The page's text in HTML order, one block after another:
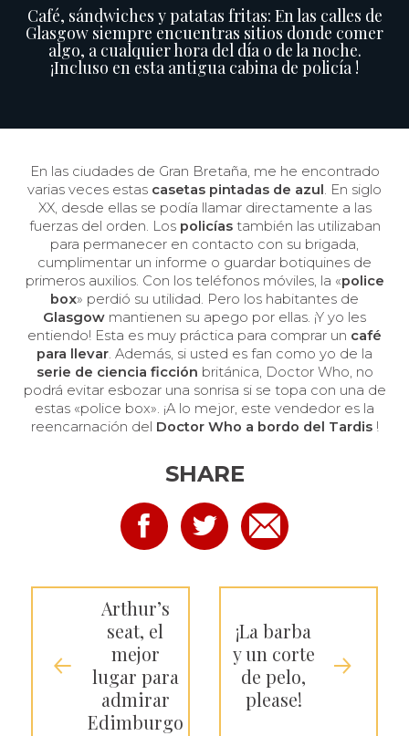
Café, sándwiches y patatas fritas: En las calles de
Glasgow siempre encuentras sitios donde comer
algo, a cualquier hora del día o de la noche.
¡Incluso en esta antigua cabina de policía !
En las ciudades de Gran Bretaña, me he encontrado
varias veces estas casetas pintadas de azul. En siglo
XX, desde ellas se podía llamar directamente a las
fuerzas del orden. Los policíastambién las utilizaban
para permanecer en contacto con su brigada,
cumplimentar un informe o guardar botiquines de
primeros auxilios. Con los teléfonos móviles, la «police
box» perdió su utilidad. Pero los habitantes de
Glasgow mantienen su apego por ellas. ¡Y yo les
entiendo! Esta es muy práctica para comprar un café
para llevar. Además, si usted es fan como yo de la
serie de ciencia ficción británica, Doctor Who, no
podrá evitar esbozar una sonrisa si se topa con una de
estas «police box». ¡A lo mejor, este vendedor es la
reencarnación del Doctor Who a bordo del Tardis !
Arthur’s
seat, el
mejor
lugar para
admirar
Edimburgo
¡La barba
y un corte
de pelo,
please!
SHARE